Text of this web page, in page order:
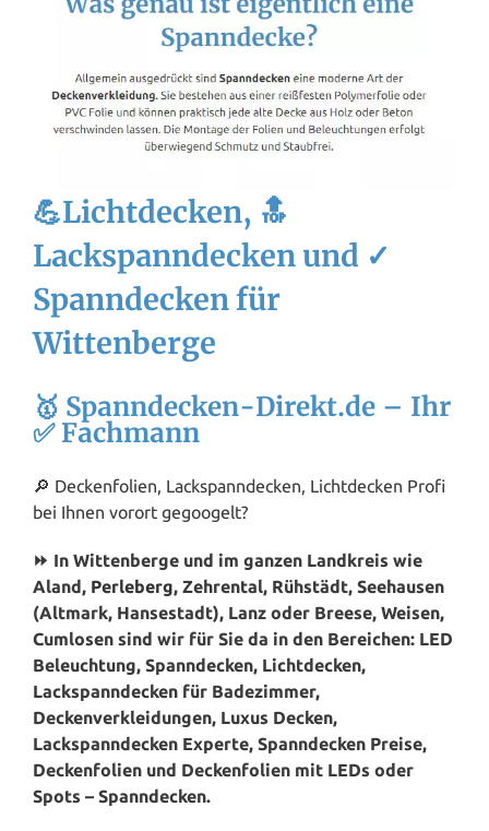
💪Lichtdecken, 🔝
Lackspanndecken und ✓
Spanndecken für
Wittenberge
🥇 Spanndecken-Direkt.de – Ihr
✅ Fachmann
🔎 Deckenfolien, Lackspanndecken, Lichtdecken Profi
bei Ihnen vorort gegoogelt?
⏩ In Wittenberge und im ganzen Landkreis wie
Aland, Perleberg, Zehrental, Rühstädt, Seehausen
(Altmark, Hansestadt), Lanz oder Breese, Weisen,
Cumlosen sind wir für Sie da in den Bereichen: LED
Beleuchtung, Spanndecken, Lichtdecken,
Lackspanndecken für Badezimmer,
Deckenverkleidungen, Luxus Decken,
Lackspanndecken Experte, Spanndecken Preise,
Deckenfolien und Deckenfolien mit LEDs oder
Spots – Spanndecken.